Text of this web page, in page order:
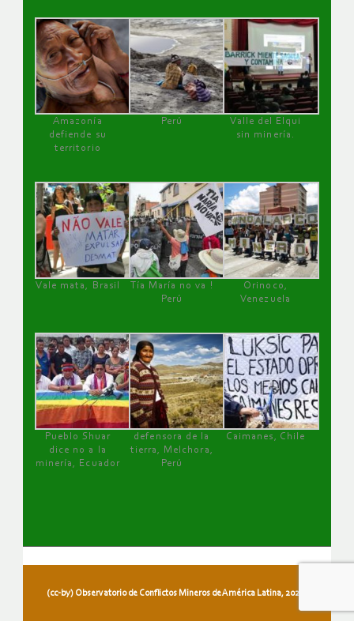
Amazonía
defiende su
territorio
Perú
Valle del Elqui
sin minería.
Vale mata, Brasil
Tía María no va !
Perú
Orinoco,
Venezuela
Pueblo Shuar
dice no a la
minería, Ecuador
defensora de la
tierra, Melchora,
Perú
Caimanes, Chile
(cc-by) Observatorio de Conflictos Mineros de América Latina, 2026